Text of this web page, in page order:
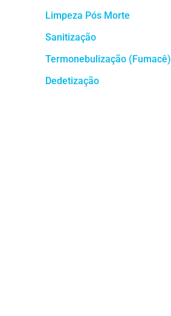
Limpeza Pós Morte
Sanitização
Termonebulização (Fumacê)
Dedetização